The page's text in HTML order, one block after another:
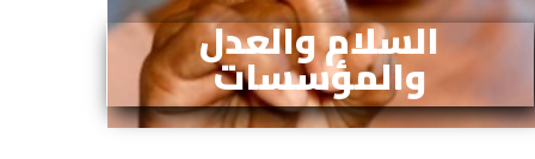
السلام والعدل
والمؤسسات